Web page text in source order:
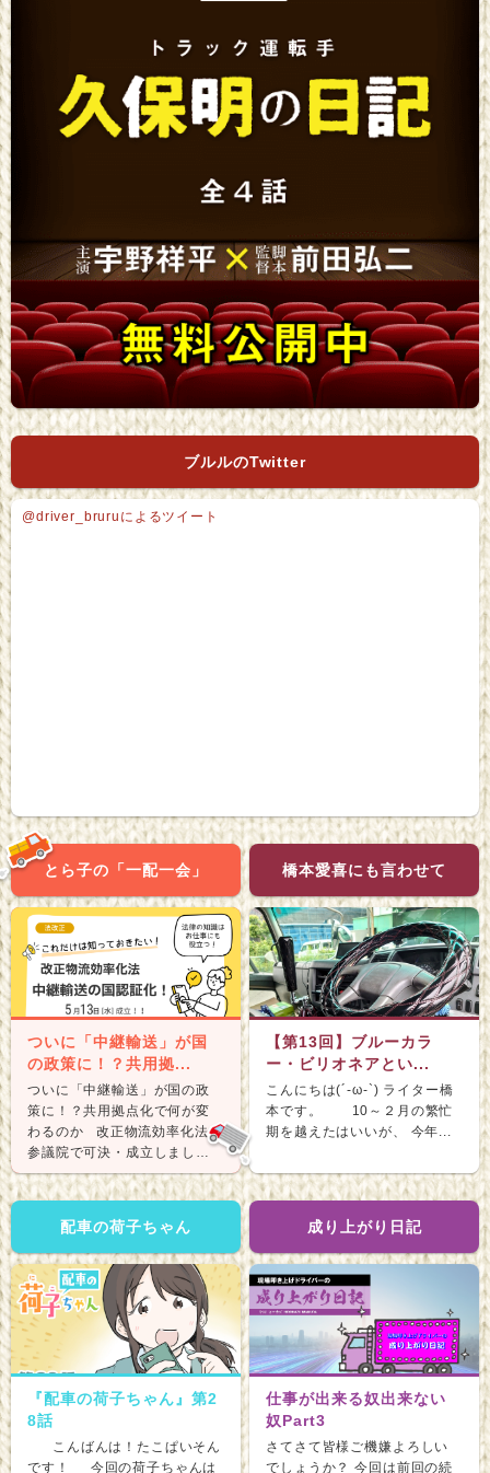
ブルルのTwitter
@driver_bruruによるツイート
とら子の「一配一会」
ついに「中継輸送」が国
の政策に！？共用拠...
ついに「中継輸送」が国の政
策に！？共用拠点化で何が変
わるのか 改正物流効率化法が
参議院で可決・成立しまし
た。 &nb...
橋本愛喜にも言わせて
【第13回】ブルーカラ
ー・ビリオネアとい...
こんにちは(´-ω-`) ライター橋
本です。 10～２月の繁忙
期を越えたはいいが、 今年...
配車の荷子ちゃん
『配車の荷子ちゃん』第2
8話
こんばんは！たこぱいそん
です！ 今回の荷子ちゃんは
成り上がり日記
仕事が出来る奴出来ない
奴Part3
さてさて皆様ご機嫌よろしい
でしょうか？ 今回は前回の続